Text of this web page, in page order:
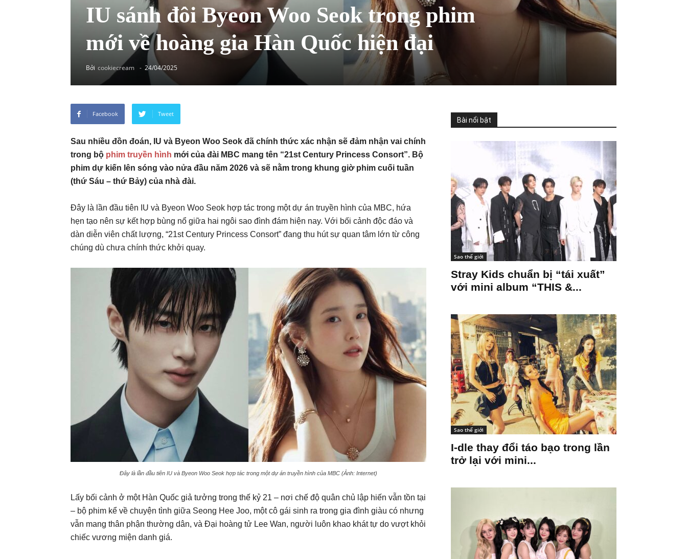
IU sánh đôi Byeon Woo Seok trong phim
mới về hoàng gia Hàn Quốc hiện đại
Bởi cookiecream - 24/04/2025
Facebook Tweet
Sau nhiều đồn đoán, IU và Byeon Woo Seok đã chính thức xác nhận sẽ đảm nhận vai chính
trong bộ phim truyền hình mới của đài MBC mang tên “21st Century Princess Consort”. Bộ
phim dự kiến lên sóng vào nửa đầu năm 2026 và sẽ nằm trong khung giờ phim cuối tuần
(thứ Sáu – thứ Bảy) của nhà đài.
Đây là lần đầu tiên IU và Byeon Woo Seok hợp tác trong một dự án truyền hình của MBC, hứa
hẹn tạo nên sự kết hợp bùng nổ giữa hai ngôi sao đình đám hiện nay. Với bối cảnh độc đáo và
dàn diễn viên chất lượng, “21st Century Princess Consort” đang thu hút sự quan tâm lớn từ công
chúng dù chưa chính thức khởi quay.
Đây là lần đầu tiên IU và Byeon Woo Seok hợp tác trong một dự án truyền hình của MBC (Ảnh: Internet)
Lấy bối cảnh ở một Hàn Quốc giả tưởng trong thế kỷ 21 – nơi chế độ quân chủ lập hiến vẫn tồn tại
– bộ phim kể về chuyện tình giữa Seong Hee Joo, một cô gái sinh ra trong gia đình giàu có nhưng
vẫn mang thân phận thường dân, và Đại hoàng tử Lee Wan, người luôn khao khát tự do vượt khỏi
chiếc vương miện danh giá.
Bài nổi bật
Sao thế giới
Stray Kids chuẩn bị “tái xuất”
với mini album “THIS &...
Sao thế giới
I-dle thay đổi táo bạo trong lần
trở lại với mini...